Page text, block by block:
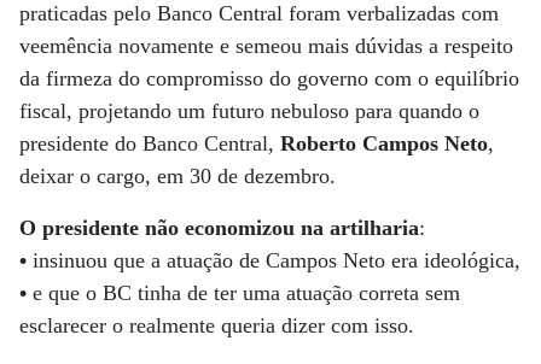
praticadas pelo Banco Central foram verbalizadas com
veemência novamente e semeou mais dúvidas a respeito
da firmeza do compromisso do governo com o equilíbrio
fiscal, projetando um futuro nebuloso para quando o
presidente do Banco Central, Roberto Campos Neto,
deixar o cargo, em 30 de dezembro.
O presidente não economizou na artilharia:
• insinuou que a atuação de Campos Neto era ideológica,
• e que o BC tinha de ter uma atuação correta sem
esclarecer o realmente queria dizer com isso.